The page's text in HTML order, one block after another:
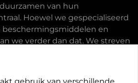
van hun
Hoewel we gespecialiseerd
beschermingsmiddelen en
we verder dan dat. We streven
servicepakket aan, inclusief